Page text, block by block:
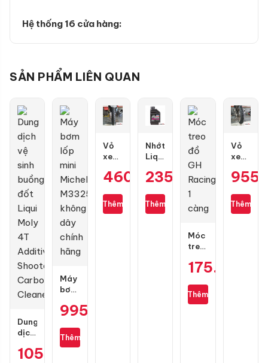
Hệ thống 16 cửa hàng:
SẢN PHẨM LIÊN QUAN
Dung
dịch
sinh
105.000
Máy
bơm
mini
M3325
không
995.000
Thêm
Vỏ
xe
80/90-
gai
kim
460.000₫
Thêm
Nhớt
Liqui
10W40
0.8L
235.000₫
Thêm
Móc
treo
GH
1
càng
175.000
Thêm
Vỏ
xe
GT601
110/70-
17
Thêm